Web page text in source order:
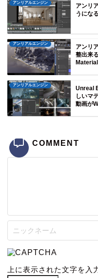
アンリアルエンジン
アンリ
うにな
アンリアルエンジン
アンリ
整出来
アンリアルエンジン
Unreal
しいマ
動画が
COMMENT
上に表示された文字を入